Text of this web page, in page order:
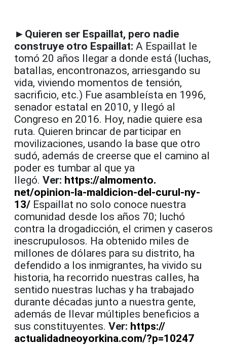
►Quieren ser Espaillat, pero nadie
construye otro Espaillat: A Espaillat le
tomó 20 años llegar a donde está (luchas,
batallas, encontronazos, arriesgando su
vida, viviendo momentos de tensión,
sacrificio, etc.) Fue asambleísta en 1996,
senador estatal en 2010, y llegó al
Congreso en 2016. Hoy, nadie quiere esa
ruta. Quieren brincar de participar en
movilizaciones, usando la base que otro
sudó, además de creerse que el camino al
poder es tumbar al que ya
llegó. Ver: https://almomento.
net/opinion-la-maldicion-del-curul-ny-
13/ Espaillat no solo conoce nuestra
comunidad desde los años 70; luchó
contra la drogadicción, el crimen y caseros
inescrupulosos. Ha obtenido miles de
millones de dólares para su distrito, ha
defendido a los inmigrantes, ha vivido su
historia, ha recorrido nuestras calles, ha
sentido nuestras luchas y ha trabajado
durante décadas junto a nuestra gente,
además de llevar múltiples beneficios a
sus constituyentes. Ver: https://
actualidadneoyorkina.com/?p=10247